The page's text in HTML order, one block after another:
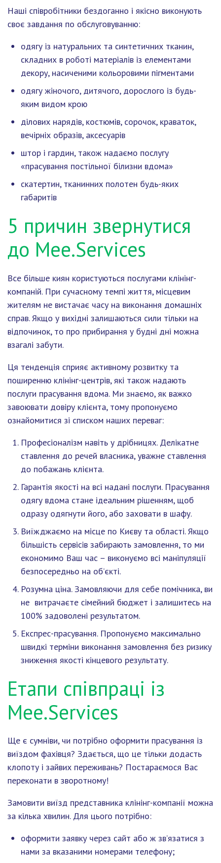
Наші співробітники бездоганно і якісно виконують
своє завдання по обслуговуванню:
одягу із натуральних та синтетичних тканин,
складних в роботі матеріалів із елементами
декору, насиченими кольоровими пігментами
одягу жіночого, дитячого, дорослого із будь-
яким видом крою
ділових нарядів, костюмів, сорочок, краваток,
вечірніх образів, аксесуарів
штор і гардин, також надаємо послугу
«прасування постільної білизни вдома»
скатертин, тканинних полотен будь-яких
габаритів
5 причин звернутися
до Mee.Services
Все більше киян користуються послугами клінінг-
компаній. При сучасному темпі життя, місцевим
жителям не вистачає часу на виконання домашніх
справ. Якщо у вихідні залишаються сили тільки на
відпочинок, то про прибирання у будні дні можна
взагалі забути.
Ця тенденція сприяє активному розвитку та
поширенню клінінг-центрів, які також надають
послуги прасування вдома. Ми знаємо, як важко
завоювати довіру клієнта, тому пропонуємо
ознайомитися зі списком наших переваг:
Професіоналізм навіть у дрібницях. Делікатне
ставлення до речей власника, уважне ставлення
до побажань клієнта.
Гарантія якості на всі надані послуги. Прасування
одягу вдома стане ідеальним рішенням, щоб
одразу одягнути його, або заховати в шафу.
Виїжджаємо на місце по Києву та області. Якщо
більшість сервісів забирають замовлення, то ми
економимо Ваш час – виконуємо всі маніпуляції
безпосередньо на об’єкті.
Розумна ціна. Замовляючи для себе помічника, ви
не витрачаєте сімейний бюджет і залишитесь на
100% задоволені результатом.
Експрес-прасування. Пропонуємо максимально
швидкі терміни виконання замовлення без ризику
зниження якості кінцевого результату.
Етапи співпраці із
Mee.Services
Ще є сумніви, чи потрібно оформити прасування із
виїздом фахівця? Здається, що це тільки додасть
клопоту і зайвих переживань? Постараємося Вас
переконати в зворотному!
Замовити виїзд представника клінінг-компанії можна
за кілька хвилин. Для цього потрібно:
оформити заявку через сайт або ж зв’язатися з
нами за вказаними номерами телефону;